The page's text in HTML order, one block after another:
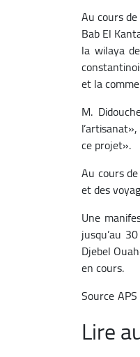
Au cours
Bab El
la wilaya
et la
M.
ce projet».
Au cours
et des
Une
jusqu’au
Djebel
en cours.
SourceAPS
Lire